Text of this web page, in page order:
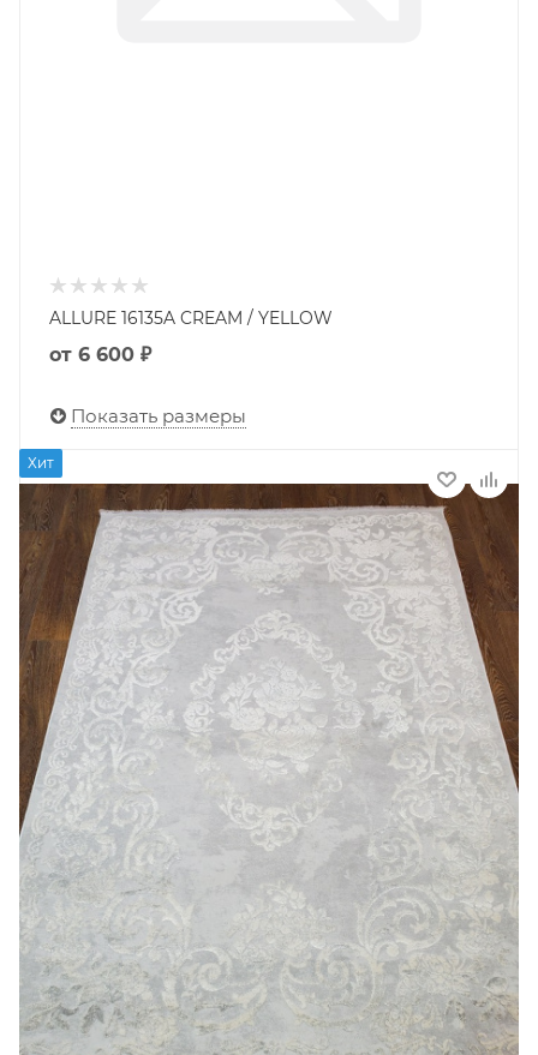
ALLURE 16135A CREAM / YELLOW
от 6 600 ₽
Показать размеры
Хит